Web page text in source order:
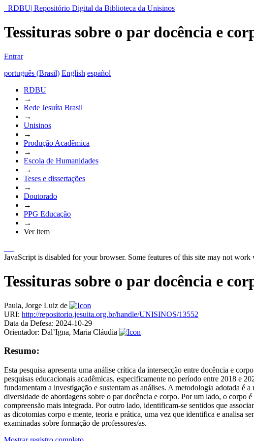
RDBU| Repositório Digital da Biblioteca da Unisinos
Tessituras sobre o par docência e
Entrar
português (Brasil) English español
RDBU
→
Rede Jesuíta Brasil
→
Unisinos
→
Produção Acadêmica
→
Escola de Humanidades
→
Teses e dissertações
→
Doutorado
→
PPG Educação
→
Ver item
JavaScript is disabled for your browser. Some features of this site may not work
Tessituras sobre o par docência e
Paula, Jorge Luiz de
URI: http://repositorio.jesuita.org.br/handle/UNISINOS/13552
Data da Defesa: 2024-10-29
Orientador: Dal’Igna, Maria Cláudia
Resumo:
Esta pesquisa apresenta uma análise crítica da intersecção entre docência e
pesquisas educacionais acadêmicas, especificamente no período entre 2018 e
fundamentam a investigação e sustentam as análises. A metodologia adotada é
diversidade de abordagens sobre o par docência e corpo. Por um lado, o corpo
compreensão mais integrada. Por outro lado, identificam-se sentidos que
as dicotomias corpo e mente, teoria e prática, uma vez que identifica e analisa
examinadas sobre formação de professores/as.